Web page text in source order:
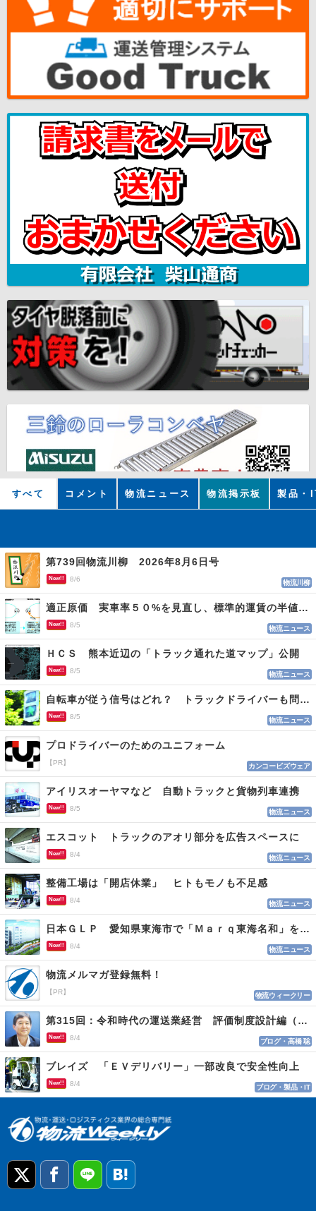
すべて コメント 物流ニュース 物流掲示板 製品・
第739回物流川柳 2026年8月6日号
New!! 8/6 物流川柳
適正原価 実車率５０%を見直し、標準的運賃の半値の恐れも
New!! 8/5 物流ニュース
ＨＣＳ 熊本近辺の「トラック通れた道マップ」公開
New!! 8/5 物流ニュース
自転車が従う信号はどれ？ トラックドライバーも問われる認識
New!! 8/5 物流ニュース
プロドライバーのためのユニフォーム
【PR】 カンコービズウェア
アイリスオーヤマなど 自動トラックと貨物列車連携
New!! 8/5 物流ニュース
エスコット トラックのアオリ部分を広告スペースに
New!! 8/4 物流ニュース
整備工場は「開店休業」 ヒトもモノも不足感
New!! 8/4 物流ニュース
日本ＧＬＰ 愛知県東海市で「Ｍａｒｑ東海名和」を開発
New!! 8/4 物流ニュース
物流メルマガ登録無料！
【PR】 物流ウィークリー
第315回：令和時代の運送業経営 評価制度設計編（１１５）
New!! 8/4 ブログ・高橋 聡
ブレイズ 「ＥＶデリバリー」一部改良で安全性向上
New!! 8/4 ブログ・製品・IT